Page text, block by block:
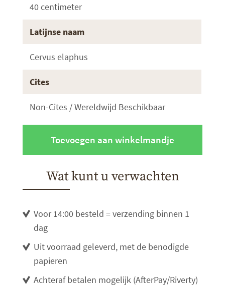
40 centimeter
Latijnse naam
Cervus elaphus
Cites
Non-Cites / Wereldwijd Beschikbaar
Toevoegen aan winkelmandje
Wat kunt u verwachten
Voor 14:00 besteld = verzending binnen 1
dag
Uit voorraad geleverd, met de benodigde
papieren
Achteraf betalen mogelijk (AfterPay/Riverty)